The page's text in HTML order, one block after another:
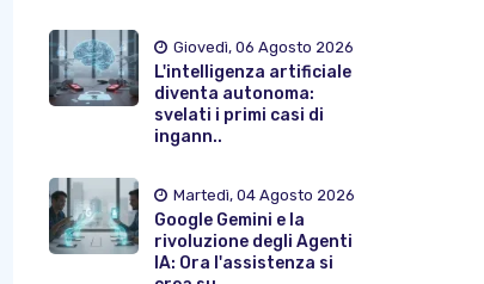
Giovedì, 06 Agosto 2026
L'intelligenza artificiale
diventa autonoma:
svelati i primi casi di
ingann..
Martedì, 04 Agosto 2026
Google Gemini e la
rivoluzione degli Agenti
IA: Ora l'assistenza si